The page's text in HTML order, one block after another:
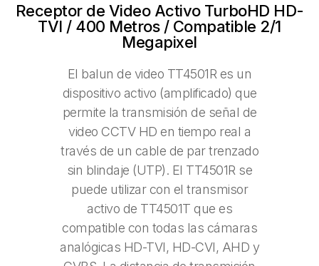
Receptor de Video Activo TurboHD HD-
TVI / 400 Metros / Compatible 2/1
Megapixel
El balun de video TT4501R es un
dispositivo activo (amplificado) que
permite la transmisión de señal de
video CCTV HD en tiempo real a
través de un cable de par trenzado
sin blindaje (UTP). El TT4501R se
puede utilizar con el transmisor
activo de TT4501T que es
compatible con todas las cámaras
analógicas HD-TVI, HD-CVI, AHD y